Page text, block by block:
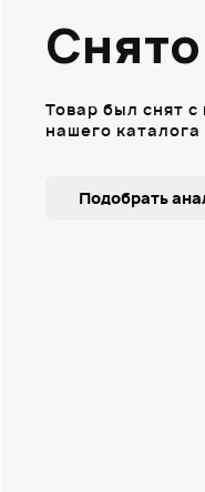
Товар был снят
нашего каталога
Подобрать